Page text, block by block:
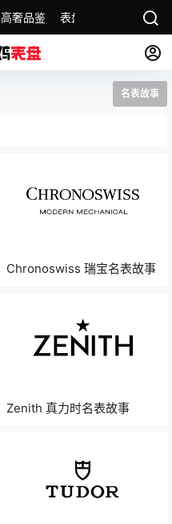
高奢品鉴 表盘精选 名表故事
名表故事
Chronoswiss 瑞宝名表故事
Zenith 真力时名表故事